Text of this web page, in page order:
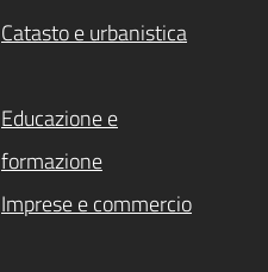
Catasto e urbanistica
Educazione e
formazione
Imprese e commercio